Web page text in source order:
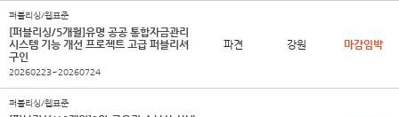
퍼블리싱/웹표준
[퍼블리싱/5개월]유명 공공 통합자금관리
시스템 기능 개선 프로젝트 고급 퍼블리셔
구인
20260223~20260724
파견 강원 마감임박
퍼블리싱/웹표준